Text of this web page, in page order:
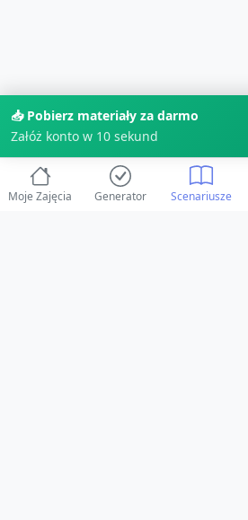
📥 Pobierz materiały za darmo
Załóż konto w 10 sekund
Moje Zajęcia Generator Scenariusze